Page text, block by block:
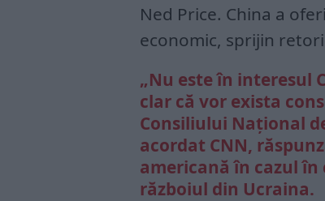
Ned Price. China a
economic, sprijin
„Nu este în interesul
clar că vor exista
Consiliului Național
acordat CNN,
americană în cazul
războiul din Ucraina.